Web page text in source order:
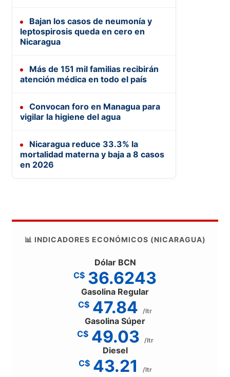
Bajan los casos de neumonía y
leptospirosis queda en cero en
Nicaragua
Más de 151 mil familias recibirán
atención médica en todo el país
Convocan foro en Managua para
vigilar la higiene del agua
Nicaragua reduce 33.3% la
mortalidad materna y baja a 8 casos
en 2026
📊 INDICADORES ECONÓMICOS (NICARAGUA)
Dólar BCN
C$ 36.6243
Gasolina Regular
C$ 47.84 /ltr
Gasolina Súper
C$ 49.03 /ltr
Diesel
C$ 43.21 /ltr